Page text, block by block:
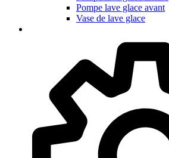
Pompe lave glace avant
Vase de lave glace